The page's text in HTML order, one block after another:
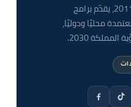
معهد تدريبي رائد تأسس عام 2011، يقدّم برامج
محليًا ودوليًا،
2030.